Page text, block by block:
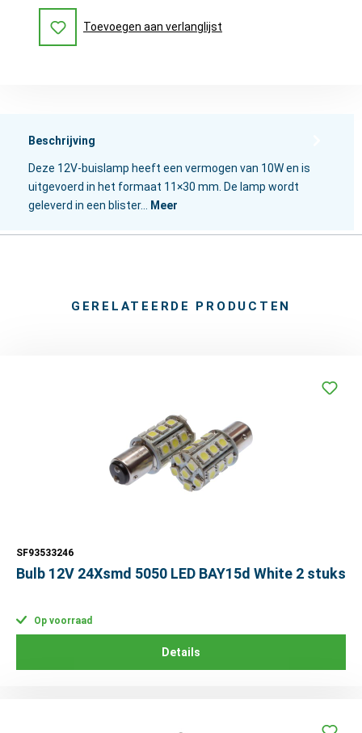
Toevoegen aan verlanglijst
Beschrijving
Deze 12V-buislamp heeft een vermogen van 10W en is
uitgevoerd in het formaat 11×30 mm. De lamp wordt
geleverd in een blister…
Meer
GERELATEERDE PRODUCTEN
SF93533246
Bulb 12V 24Xsmd 5050 LED BAY15d White 2 stuks
Op voorraad
Details